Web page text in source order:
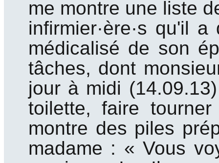
me montre une liste
infirmier·ère·s qu'il
médicalisé de son
tâches, dont
jour à midi
toilette, faire
montre des piles
madame : « Vous